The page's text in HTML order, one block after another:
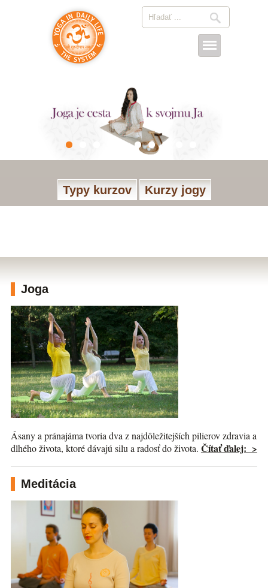
Typy kurzov Kurzy jogy
Joga
Ásany a pránajáma tvoria dva z najdôležitejších pilierov zdravia a
dlhého života, ktoré dávajú silu a radosť do života. Čítať ďalej: >
Meditácia